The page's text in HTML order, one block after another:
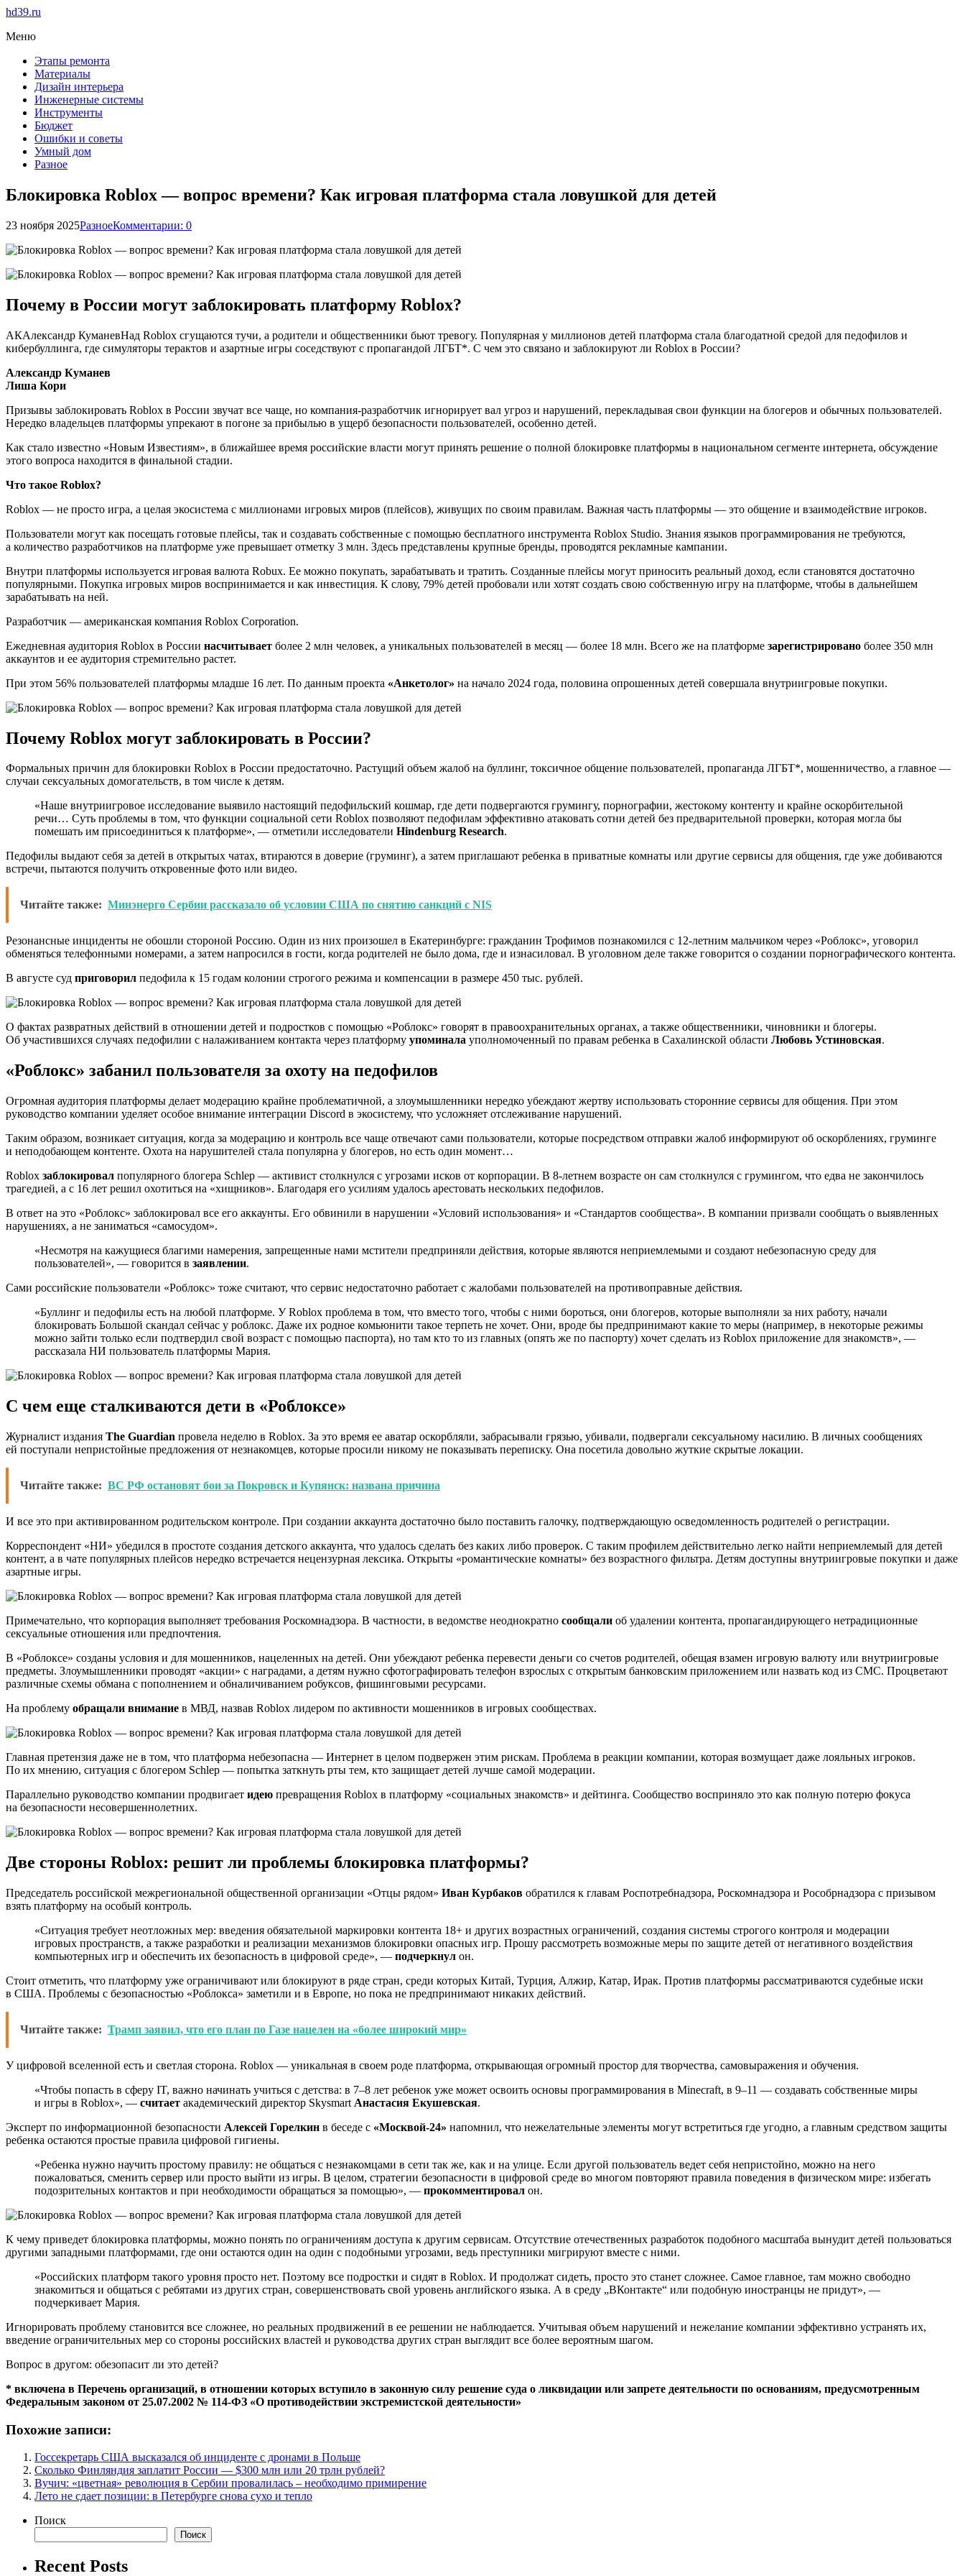
hd39.ru
Меню
Этапы ремонта
Материалы
Дизайн интерьера
Инженерные системы
Инструменты
Бюджет
Ошибки и советы
Умный дом
Разное
Блокировка Roblox — вопрос времени? Как игровая платформа стала ловушкой для детей
23 ноября 2025РазноеКомментарии: 0
Почему в России могут заблокировать платформу Roblox?
АКАлександр КуманевНад Roblox сгущаются тучи, а родители и общественники бьют тревогу. Популярная у миллионов детей платформа стала благодатной средой для педофилов и
кибербуллинга, где симуляторы терактов и азартные игры соседствуют с пропагандой ЛГБТ*. С чем это связано и заблокируют ли Roblox в России?
Александр Куманев
Лиша Кори
Призывы заблокировать Roblox в России звучат все чаще, но компания-разработчик игнорирует вал угроз и нарушений, перекладывая свои функции на блогеров и обычных пользователей.
Нередко владельцев платформы упрекают в погоне за прибылью в ущерб безопасности пользователей, особенно детей.
Как стало известно «Новым Известиям», в ближайшее время российские власти могут принять решение о полной блокировке платформы в национальном сегменте интернета, обсуждение
этого вопроса находится в финальной стадии.
Что такое Roblox?
Roblox — не просто игра, а целая экосистема с миллионами игровых миров (плейсов), живущих по своим правилам. Важная часть платформы — это общение и взаимодействие игроков.
Пользователи могут как посещать готовые плейсы, так и создавать собственные с помощью бесплатного инструмента Roblox Studio. Знания языков программирования не требуются,
а количество разработчиков на платформе уже превышает отметку 3 млн. Здесь представлены крупные бренды, проводятся рекламные кампании.
Внутри платформы используется игровая валюта Robux. Ее можно покупать, зарабатывать и тратить. Созданные плейсы могут приносить реальный доход, если становятся достаточно
популярными. Покупка игровых миров воспринимается и как инвестиция. К слову, 79% детей пробовали или хотят создать свою собственную игру на платформе, чтобы в дальнейшем
зарабатывать на ней.
Разработчик — американская компания Roblox Corporation.
Ежедневная аудитория Roblox в России насчитывает более 2 млн человек, а уникальных пользователей в месяц — более 18 млн. Всего же на платформе зарегистрировано более 350 млн
аккаунтов и ее аудитория стремительно растет.
При этом 56% пользователей платформы младше 16 лет. По данным проекта «Анкетолог» на начало 2024 года, половина опрошенных детей совершала внутриигровые покупки.
Почему Roblox могут заблокировать в России?
Формальных причин для блокировки Roblox в России предостаточно. Растущий объем жалоб на буллинг, токсичное общение пользователей, пропаганда ЛГБТ*, мошенничество, а главное —
случаи сексуальных домогательств, в том числе к детям.
«Наше внутриигровое исследование выявило настоящий педофильский кошмар, где дети подвергаются грумингу, порнографии, жестокому контенту и крайне оскорбительной
речи… Суть проблемы в том, что функции социальной сети Roblox позволяют педофилам эффективно атаковать сотни детей без предварительной проверки, которая могла бы
помешать им присоединиться к платформе», — отметили исследователи Hindenburg Research.
Педофилы выдают себя за детей в открытых чатах, втираются в доверие (груминг), а затем приглашают ребенка в приватные комнаты или другие сервисы для общения, где уже добиваются
встречи, пытаются получить откровенные фото или видео.
Читайте также: Минэнерго Сербии рассказало об условии США по снятию санкций с NIS
Резонансные инциденты не обошли стороной Россию. Один из них произошел в Екатеринбурге: гражданин Трофимов познакомился с 12-летним мальчиком через «Роблокс», уговорил
обменяться телефонными номерами, а затем напросился в гости, когда родителей не было дома, где и изнасиловал. В уголовном деле также говорится о создании порнографического контента.
В августе суд приговорил педофила к 15 годам колонии строгого режима и компенсации в размере 450 тыс. рублей.
О фактах развратных действий в отношении детей и подростков с помощью «Роблокс» говорят в правоохранительных органах, а также общественники, чиновники и блогеры.
Об участившихся случаях педофилии с налаживанием контакта через платформу упоминала уполномоченный по правам ребенка в Сахалинской области Любовь Устиновская.
«Роблокс» забанил пользователя за охоту на педофилов
Огромная аудитория платформы делает модерацию крайне проблематичной, а злоумышленники нередко убеждают жертву использовать сторонние сервисы для общения. При этом
руководство компании уделяет особое внимание интеграции Discord в экосистему, что усложняет отслеживание нарушений.
Таким образом, возникает ситуация, когда за модерацию и контроль все чаще отвечают сами пользователи, которые посредством отправки жалоб информируют об оскорблениях, груминге
и неподобающем контенте. Охота на нарушителей стала популярна у блогеров, но есть один момент…
Roblox заблокировал популярного блогера Schlep — активист столкнулся с угрозами исков от корпорации. В 8-летнем возрасте он сам столкнулся с грумингом, что едва не закончилось
трагедией, а с 16 лет решил охотиться на «хищников». Благодаря его усилиям удалось арестовать нескольких педофилов.
В ответ на это «Роблокс» заблокировал все его аккаунты. Его обвинили в нарушении «Условий использования» и «Стандартов сообщества». В компании призвали сообщать о выявленных
нарушениях, а не заниматься «самосудом».
«Несмотря на кажущиеся благими намерения, запрещенные нами мстители предприняли действия, которые являются неприемлемыми и создают небезопасную среду для
пользователей», — говорится в заявлении.
Сами российские пользователи «Роблокс» тоже считают, что сервис недостаточно работает с жалобами пользователей на противоправные действия.
«Буллинг и педофилы есть на любой платформе. У Roblox проблема в том, что вместо того, чтобы с ними бороться, они блогеров, которые выполняли за них работу, начали
блокировать Большой скандал сейчас у роблокс. Даже их родное комьюнити такое терпеть не хочет. Они, вроде бы предпринимают какие то меры (например, в некоторые режимы
можно зайти только если подтвердил свой возраст с помощью паспорта), но там кто то из главных (опять же по паспорту) хочет сделать из Roblox приложение для знакомств», —
рассказала НИ пользователь платформы Мария.
С чем еще сталкиваются дети в «Роблоксе»
Журналист издания The Guardian провела неделю в Roblox. За это время ее аватар оскорбляли, забрасывали грязью, убивали, подвергали сексуальному насилию. В личных сообщениях
ей поступали непристойные предложения от незнакомцев, которые просили никому не показывать переписку. Она посетила довольно жуткие скрытые локации.
Читайте также: ВС РФ остановят бои за Покровск и Купянск: названа причина
И все это при активированном родительском контроле. При создании аккаунта достаточно было поставить галочку, подтверждающую осведомленность родителей о регистрации.
Корреспондент «НИ» убедился в простоте создания детского аккаунта, что удалось сделать без каких либо проверок. С таким профилем действительно легко найти неприемлемый для детей
контент, а в чате популярных плейсов нередко встречается нецензурная лексика. Открыты «романтические комнаты» без возрастного фильтра. Детям доступны внутриигровые покупки и даже
азартные игры.
Примечательно, что корпорация выполняет требования Роскомнадзора. В частности, в ведомстве неоднократно сообщали об удалении контента, пропагандирующего нетрадиционные
сексуальные отношения или предпочтения.
В «Роблоксе» созданы условия и для мошенников, нацеленных на детей. Они убеждают ребенка перевести деньги со счетов родителей, обещая взамен игровую валюту или внутриигровые
предметы. Злоумышленники проводят «акции» с наградами, а детям нужно сфотографировать телефон взрослых с открытым банковским приложением или назвать код из СМС. Процветают
различные схемы обмана с пополнением и обналичиванием робуксов, фишинговыми ресурсами.
На проблему обращали внимание в МВД, назвав Roblox лидером по активности мошенников в игровых сообществах.
Главная претензия даже не в том, что платформа небезопасна — Интернет в целом подвержен этим рискам. Проблема в реакции компании, которая возмущает даже лояльных игроков.
По их мнению, ситуация с блогером Schlep — попытка заткнуть рты тем, кто защищает детей лучше самой модерации.
Параллельно руководство компании продвигает идею превращения Roblox в платформу «социальных знакомств» и дейтинга. Сообщество восприняло это как полную потерю фокуса
на безопасности несовершеннолетних.
Две стороны Roblox: решит ли проблемы блокировка платформы?
Председатель российской межрегиональной общественной организации «Отцы рядом» Иван Курбаков обратился к главам Роспотребнадзора, Роскомнадзора и Рособрнадзора с призывом
взять платформу на особый контроль.
«Ситуация требует неотложных мер: введения обязательной маркировки контента 18+ и других возрастных ограничений, создания системы строгого контроля и модерации
игровых пространств, а также разработки и реализации механизмов блокировки опасных игр. Прошу рассмотреть возможные меры по защите детей от негативного воздействия
компьютерных игр и обеспечить их безопасность в цифровой среде», — подчеркнул он.
Стоит отметить, что платформу уже ограничивают или блокируют в ряде стран, среди которых Китай, Турция, Алжир, Катар, Ирак. Против платформы рассматриваются судебные иски
в США. Проблемы с безопасностью «Роблокса» заметили и в Европе, но пока не предпринимают никаких действий.
Читайте также: Трамп заявил, что его план по Газе нацелен на «более широкий мир»
У цифровой вселенной есть и светлая сторона. Roblox — уникальная в своем роде платформа, открывающая огромный простор для творчества, самовыражения и обучения.
«Чтобы попасть в сферу IT, важно начинать учиться с детства: в 7–8 лет ребенок уже может освоить основы программирования в Minecraft, в 9–11 — создавать собственные миры
и игры в Roblox», — считает академический директор Skysmart Анастасия Екушевская.
Эксперт по информационной безопасности Алексей Горелкин в беседе с «Москвой-24» напомнил, что нежелательные элементы могут встретиться где угодно, а главным средством защиты
ребенка остаются простые правила цифровой гигиены.
«Ребенка нужно научить простому правилу: не общаться с незнакомцами в сети так же, как и на улице. Если другой пользователь ведет себя непристойно, можно на него
пожаловаться, сменить сервер или просто выйти из игры. В целом, стратегии безопасности в цифровой среде во многом повторяют правила поведения в физическом мире: избегать
подозрительных контактов и при необходимости обращаться за помощью», — прокомментировал он.
К чему приведет блокировка платформы, можно понять по ограничениям доступа к другим сервисам. Отсутствие отечественных разработок подобного масштаба вынудит детей пользоваться
другими западными платформами, где они остаются один на один с подобными угрозами, ведь преступники мигрируют вместе с ними.
«Российских платформ такого уровня просто нет. Поэтому все подростки и сидят в Roblox. И продолжат сидеть, просто это станет сложнее. Самое главное, там можно свободно
знакомиться и общаться с ребятами из других стран, совершенствовать свой уровень английского языка. А в среду „ВКонтакте“ или подобную иностранцы не придут», —
подчеркивает Мария.
Игнорировать проблему становится все сложнее, но реальных продвижений в ее решении не наблюдается. Учитывая объем нарушений и нежелание компании эффективно устранять их,
введение ограничительных мер со стороны российских властей и руководства других стран выглядит все более вероятным шагом.
Вопрос в другом: обезопасит ли это детей?
* включена в Перечень организаций, в отношении которых вступило в законную силу решение суда о ликвидации или запрете деятельности по основаниям, предусмотренным
Федеральным законом от 25.07.2002 № 114-ФЗ «О противодействии экстремистской деятельности»
Похожие записи:
Госсекретарь США высказался об инциденте с дронами в Польше
Сколько Финляндия заплатит России — $300 млн или 20 трлн рублей?
Вучич: «цветная» революция в Сербии провалилась – необходимо примирение
Лето не сдает позиции: в Петербурге снова сухо и тепло
Поиск
Поиск
Recent Posts